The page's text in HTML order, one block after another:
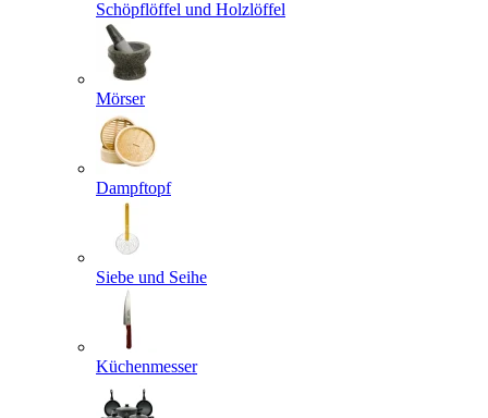
Schöpflöffel und Holzlöffel
Mörser
Dampftopf
Siebe und Seihe
Küchenmesser